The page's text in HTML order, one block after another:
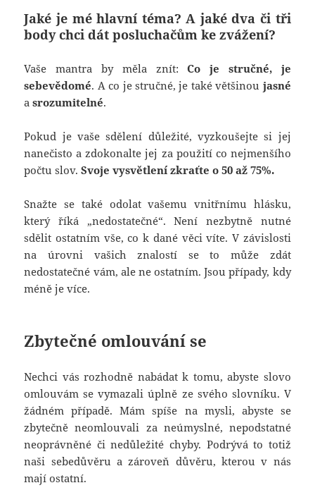
Jaké je mé hlavní téma? A jaké dva či tři
body chci dát posluchačům ke zvážení?
Vaše mantra by měla znít:Co je stručné, je
sebevědomé. A co je stručné, je také většinou jasné
asrozumitelné.
Pokud je vaše sdělení důležité, vyzkoušejte si jej
nanečisto a zdokonalte jej za použití co nejmenšího
počtu slov.Svoje vysvětlení zkraťte o 50 až 75%.
Snažte se také odolat vašemu vnitřnímu hlásku,
který říká „nedostatečné“. Není nezbytně nutné
sdělit ostatním vše, co k dané věci víte. V závislosti
na úrovni vašich znalostí se to může zdát
nedostatečné vám, ale ne ostatním. Jsou případy, kdy
méně je více.
Zbytečné omlouvání se
Nechci vás rozhodně nabádat k tomu, abyste slovo
omlouvám se vymazali úplně ze svého slovníku. V
žádném případě. Mám spíše na mysli, abyste se
zbytečně neomlouvali za neúmyslné, nepodstatné
neoprávněné či nedůležité chyby. Podrývá to totiž
naši sebedůvěru a zároveň důvěru, kterou v nás
mají ostatní.